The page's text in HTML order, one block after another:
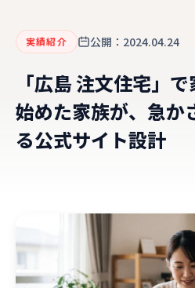
実績紹介 公開：2024.04.24
「広島 注文住宅」
始めた家族が、急か
る公式サイト設計